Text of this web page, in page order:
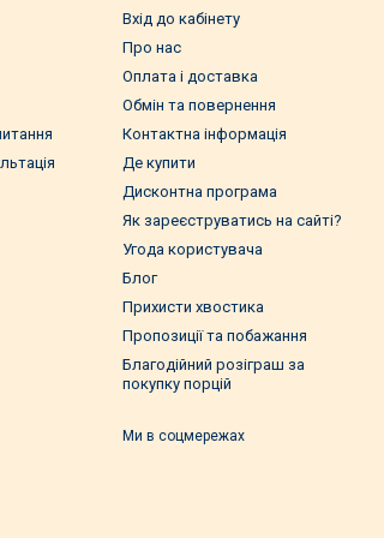
Вхід до кабінету
Про нас
Оплата і доставка
Обмін та повернення
Контактна інформація
Де купити
Дисконтна програма
Як зареєструватись на сайті?
Угода користувача
Блог
Прихисти хвостика
Пропозиції та побажання
Благодійний розіграш за
покупку порцій
Ми в соцмережах